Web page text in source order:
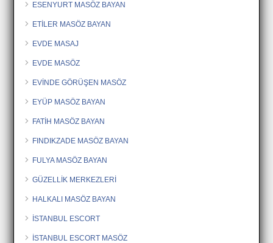
ESENYURT MASÖZ BAYAN
ETİLER MASÖZ BAYAN
EVDE MASAJ
EVDE MASÖZ
EVİNDE GÖRÜŞEN MASÖZ
EYÜP MASÖZ BAYAN
FATİH MASÖZ BAYAN
FINDIKZADE MASÖZ BAYAN
FULYA MASÖZ BAYAN
GÜZELLİK MERKEZLERİ
HALKALI MASÖZ BAYAN
İSTANBUL ESCORT
İSTANBUL ESCORT MASÖZ